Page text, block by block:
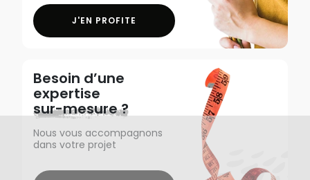
J'EN PROFITE
Besoin d’une
expertise
sur-mesure ?
Nous vous accompagnons
dans votre projet